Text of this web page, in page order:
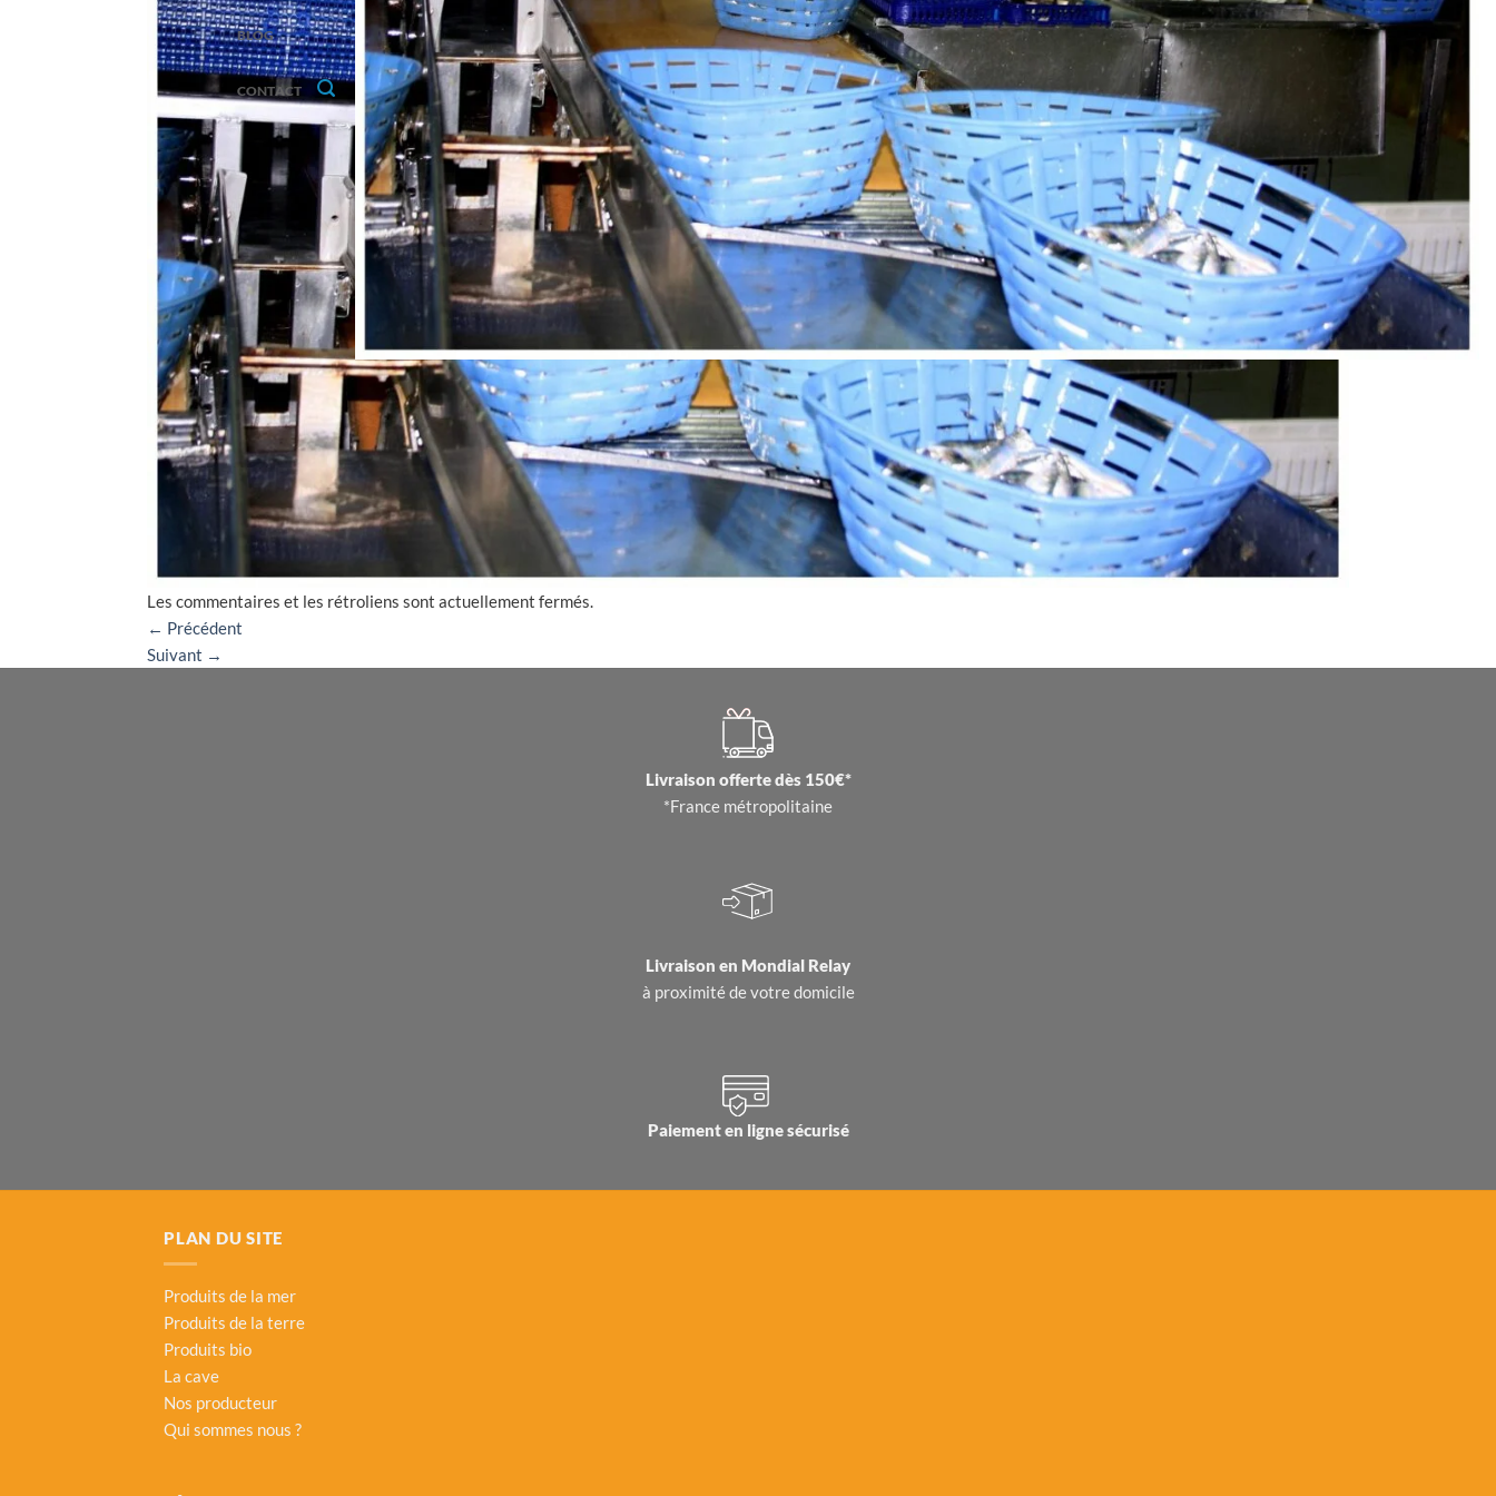
BLOG
CONTACT
Les commentaires et les rétroliens sont actuellement fermés.
← Précédent
Suivant →
Livraison offerte dès 150€*
*France métropolitaine
Livraison en Mondial Relay
à proximité de votre domicile
Paiement en ligne sécurisé
PLAN DU SITE
Produits de la mer
Produits de la terre
Produits bio
La cave
Nos producteur
Qui sommes nous ?